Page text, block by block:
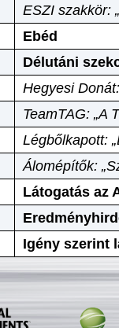
ESZI szakkör:
Ebéd
Délutáni
Hegyesi
TeamTAG: „A
Légbőlkapott:
Álomépítők:
Látogatás az
Igény szerint